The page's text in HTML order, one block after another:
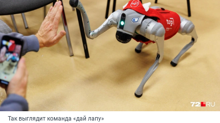
Так выглядит команда «дай лапу»